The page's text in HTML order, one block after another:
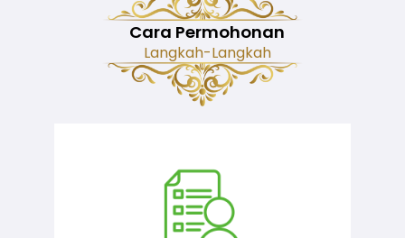
Cara Permohonan
Langkah-Langkah
Semakan ke atas sejarah permohonan